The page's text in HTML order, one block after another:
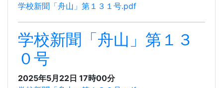
学校新聞「舟山」第１３１号.pdf
学校新聞「舟山」第１３
０号
2025年5月22日 17時00分